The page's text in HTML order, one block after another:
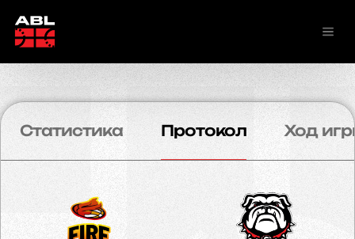
Статистика Протокол Ход